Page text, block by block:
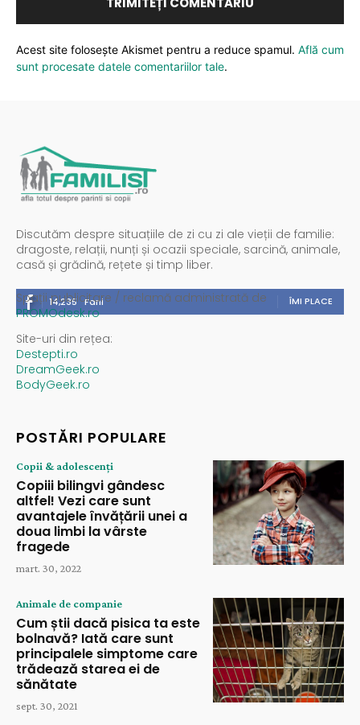
Acest site folosește Akismet pentru a reduce spamul. Află cum
sunt procesate datele comentariilor tale.
Discutăm despre situațiile de zi cu zi ale vieții de familie:
dragoste, relații, nunți și ocazii speciale, sarcină, animale,
casă și grădină, rețete și timp liber.
14,235 Fani ÎMI PLACE
Spații publicitare / reclamă administrată de
PROMOdesk.ro
Site-uri din rețea:
Destepti.ro
DreamGeek.ro
BodyGeek.ro
POSTĂRI POPULARE
Copii & adolescenți
Copiii bilingvi gândesc
altfel! Vezi care sunt
avantajele învățării unei a
doua limbi la vârste
fragede
mart. 30, 2022
Animale de companie
Cum știi dacă pisica ta este
bolnavă? Iată care sunt
principalele simptome care
trădează starea ei de
sănătate
sept. 30, 2021